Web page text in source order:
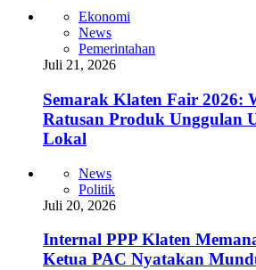
Ekonomi
News
Pemerintahan
Juli 21, 2026
Semarak Klaten Fair 2026:
Ratusan Produk Unggulan
Lokal
News
Politik
Juli 20, 2026
Internal PPP Klaten
Ketua PAC Nyatakan